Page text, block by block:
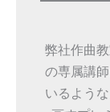
弊社作曲
の専属講
いるよう